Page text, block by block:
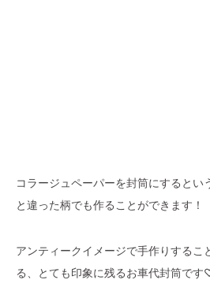
コラージュペーパーを封筒にするとい
と違った柄でも作ることができます！
アンティークイメージで手作りするこ
る、とても印象に残るお車代封筒で